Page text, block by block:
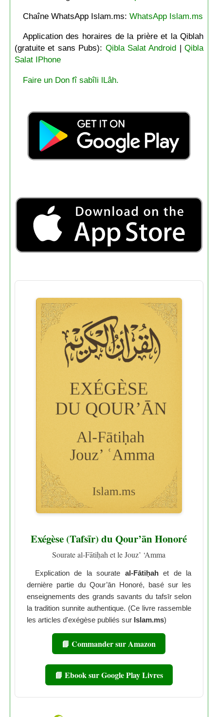
Chaîne WhatsApp Islam.ms: WhatsApp Islam.ms
Application des horaires de la prière et la Qiblah
(gratuite et sans Pubs): Qibla Salat Android |Qibla
Salat IPhone
Faire un Don fî sabîli lLâh.
Exégèse (Tafsīr) du Qour’ān Honoré
Sourate al-Fātiḥah et le Jouz’ ‘Amma
Explication de la sourate al-Fātiḥahet de la
dernière partie du Qour’ān Honoré, basé sur les
enseignements des grands savants du tafsīr selon
la tradition sunnite authentique. (Ce livre rassemble
les articles d'exégèse publiés sur Islam.ms)
📘 Commander sur Amazon
📘 Ebook sur Google Play Livres